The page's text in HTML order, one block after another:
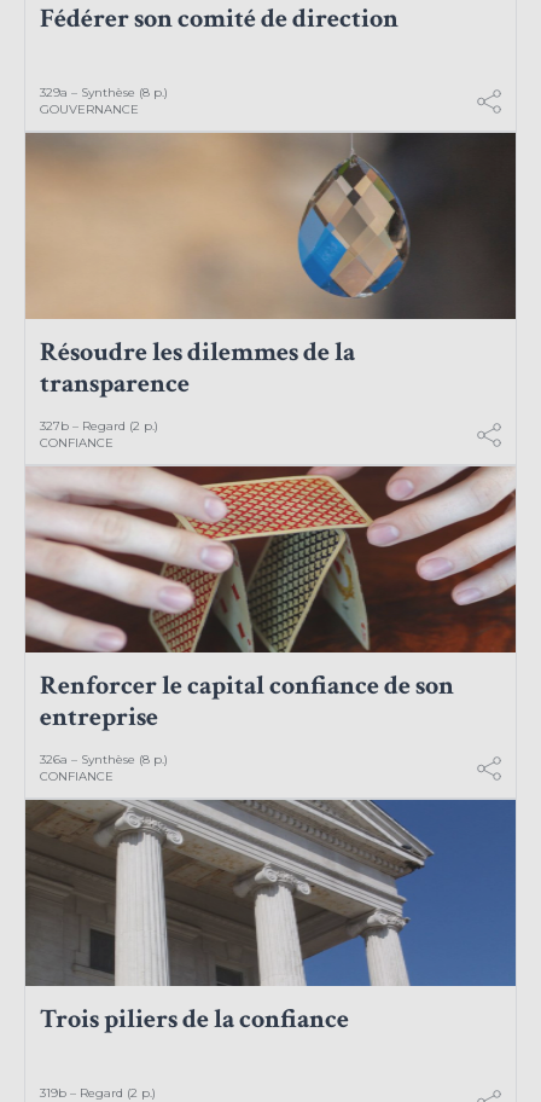
Fédérer son comité de direction
329a – Synthèse (8 p.)
GOUVERNANCE
Résoudre les dilemmes de la
transparence
327b – Regard (2 p.)
CONFIANCE
Renforcer le capital confiance de son
entreprise
326a – Synthèse (8 p.)
CONFIANCE
Trois piliers de la confiance
319b – Regard (2 p.)